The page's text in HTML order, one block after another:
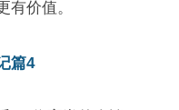
有价值。
篇4